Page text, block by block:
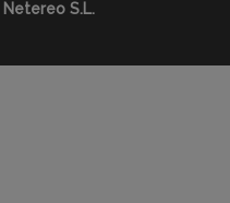
Netereo S.L.